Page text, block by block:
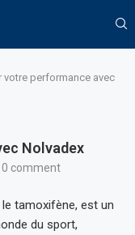
votre performance avec
Nolvadex
0 comment
tamoxifène, est un
du sport,